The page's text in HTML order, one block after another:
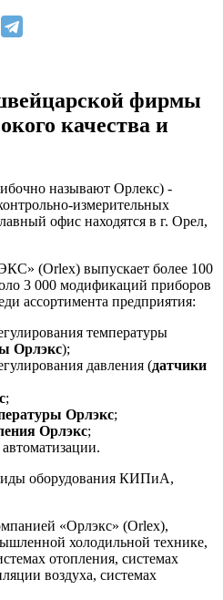
фирмы
качества и
называют Орлекс) -
измерительных
офис находятся в г. Орел,
(Orlex) выпускает более 100
3 000 модификаций приборов
ассортимента предприятия:
температуры
Орлэкс);
давления (датчики
;
Орлэкс;
Орлэкс;
оборудования КИПиА,
«Орлэкс» (Orlex),
холодильной технике,
отопления, системах
воздуха, системах